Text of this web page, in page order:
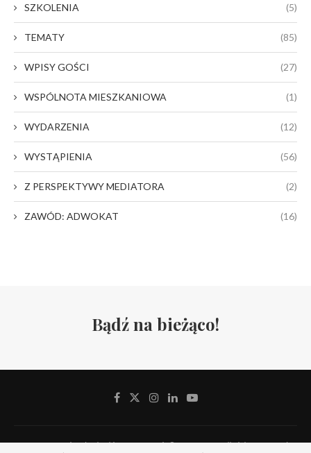
SZKOLENIA (5)
TEMATY (85)
WPISY GOŚCI (27)
WSPÓLNOTA MIESZKANIOWA (1)
WYDARZENIA (12)
WYSTĄPIENIA (56)
Z PERSPEKTYWY MEDIATORA (2)
ZAWÓD: ADWOKAT (16)
Bądź na bieżąco!
Stowarzyszenie Adwokackie Defensor Iuris © 2019-2024. All Rights Reserved.